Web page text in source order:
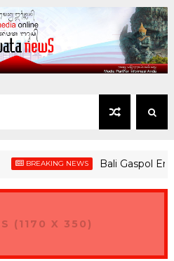
BREAKING NEWS Bali Gaspol Energi
(1170 X 350)